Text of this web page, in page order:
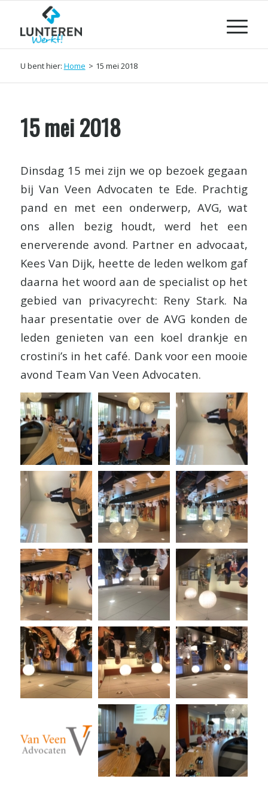
U bent hier: Home > 15 mei 2018
15 mei 2018
Dinsdag 15 mei zijn we op bezoek gegaan
bij Van Veen Advocaten te Ede. Prachtig
pand en met een onderwerp, AVG, wat
ons allen bezig houdt, werd het een
enerverende avond. Partner en advocaat,
Kees Van Dijk, heette de leden welkom gaf
daarna het woord aan de specialist op het
gebied van privacyrecht: Reny Stark. Na
haar presentatie over de AVG konden de
leden genieten van een koel drankje en
crostini’s in het café. Dank voor een mooie
avond Team Van Veen Advocaten.